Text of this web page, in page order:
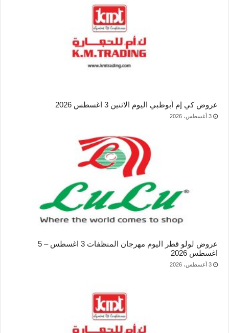
عروض كي إم أبوظبي اليوم الاثنين 3 اغسطس 2026
3 أغسطس، 2026
عروض لولو قطر اليوم مهرجان المنظفات 3 اغسطس – 5
اغسطس 2026
3 أغسطس، 2026